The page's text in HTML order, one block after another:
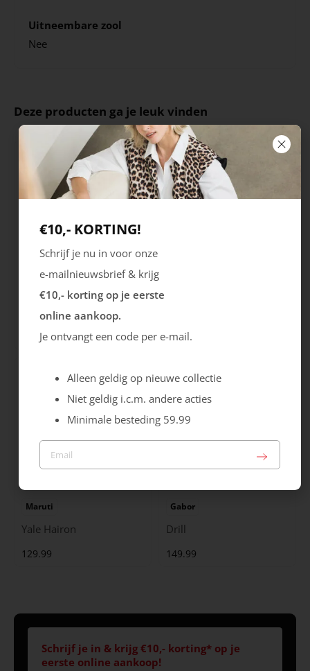
Uitneembare zool
Nee
Deze producten ga je leuk vinden
Rieker
Cristallino
99.99 129.99
Maruti
Yale Hairon
129.99
Gabor
Drill
149.99
Schrijf je in & krijg €10,- korting* op je
eerste online aankoop!
€10,- KORTING!
Schrijf je nu in voor onze
e-mailnieuwsbrief & krijg
€10,- korting op je eerste
online aankoop.
Je ontvangt een code per e-mail.
Alleen geldig op nieuwe collectie
Niet geldig i.c.m. andere acties
Minimale besteding 59.99